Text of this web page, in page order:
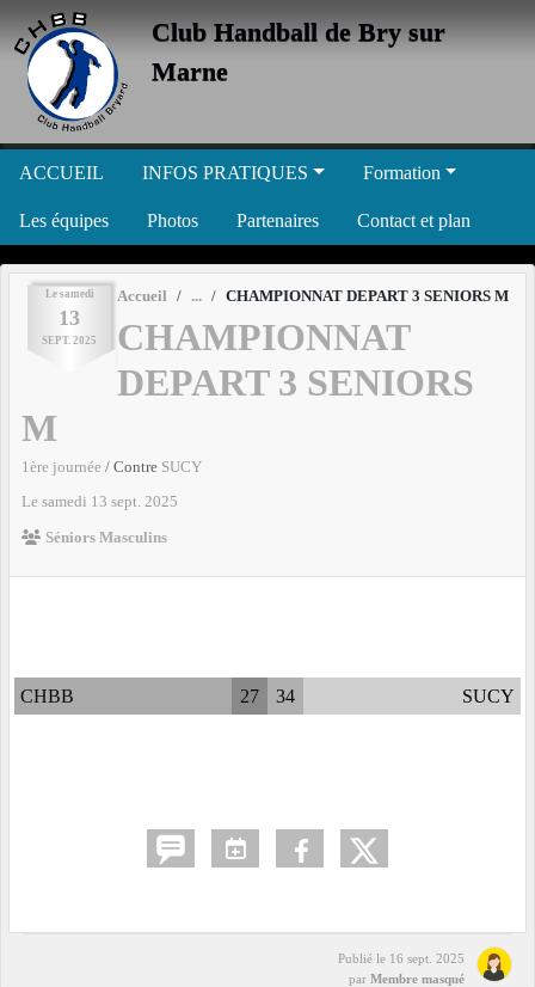
Club Handball de Bry sur
Marne
ACCUEIL INFOS PRATIQUES Formation
Les équipes Photos Partenaires Contact et plan
Le samedi
13
SEPT. 2025
Accueil CHAMPIONNAT DEPART 3 SENIORS M
CHAMPIONNAT
DEPART 3 SENIORS
M
1ère journée / Contre SUCY
Le samedi 13 sept. 2025
Séniors Masculins
CHBB 27 34 SUCY
Publié le 16 sept. 2025
par Membre masqué
Panneau de gestion des cookies